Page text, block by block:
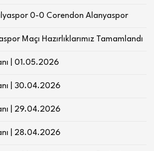
0-0 Corendon Alanyaspor
Maçı Hazırlıklarımız Tamamlandı
| 01.05.2026
| 30.04.2026
| 29.04.2026
| 28.04.2026